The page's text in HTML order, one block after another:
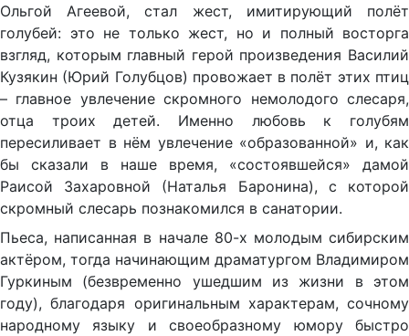
Ольгой Агеевой, стал жест, имитирующий полёт
голубей: это не только жест, но и полный восторга
взгляд, которым главный герой произведения Василий
Кузякин (Юрий Голубцов) провожает в полёт этих птиц
– главное увлечение скромного немолодого слесаря,
отца троих детей. Именно любовь к голубям
пересиливает в нём увлечение «образованной» и, как
бы сказали в наше время, «состоявшейся» дамой
Раисой Захаровной (Наталья Баронина), с которой
скромный слесарь познакомился в санатории.
Пьеса, написанная в начале 80-х молодым сибирским
актёром, тогда начинающим драматургом Владимиром
Гуркиным (безвременно ушедшим из жизни в этом
году), благодаря оригинальным характерам, сочному
народному языку и своеобразному юмору быстро